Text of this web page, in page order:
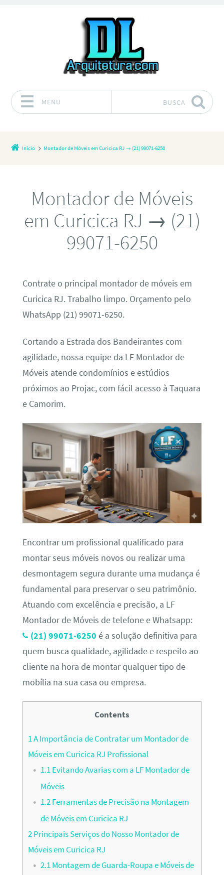
MENU BUSCA
Início Montador de Móveis em Curicica RJ → (21) 99071-6250
Montador de Móveis
em Curicica RJ → (21)
99071-6250
Contrate o principal montador de móveis em
Curicica RJ. Trabalho limpo. Orçamento pelo
WhatsApp (21) 99071-6250.
Cortando a Estrada dos Bandeirantes com
agilidade, nossa equipe da LF Montador de
Móveis atende condomínios e estúdios
próximos ao Projac, com fácil acesso à Taquara
e Camorim.
Encontrar um profissional qualificado para
montar seus móveis novos ou realizar uma
desmontagem segura durante uma mudança é
fundamental para preservar o seu patrimônio.
Atuando com excelência e precisão, a LF
Montador de Móveis de telefone e Whatsapp:
(21) 99071-6250 é a solução definitiva para
quem busca qualidade, agilidade e respeito ao
cliente na hora de montar qualquer tipo de
mobília na sua casa ou empresa.
Contents
1A Importância de Contratar um Montador de
Móveis em Curicica RJ Profissional
1.1Evitando Avarias com a LF Montador de
Móveis
1.2Ferramentas de Precisão na Montagem
de Móveis em Curicica RJ
2Principais Serviços do Nosso Montador de
Móveis em Curicica RJ
2.1Montagem de Guarda-Roupa e Móveis de